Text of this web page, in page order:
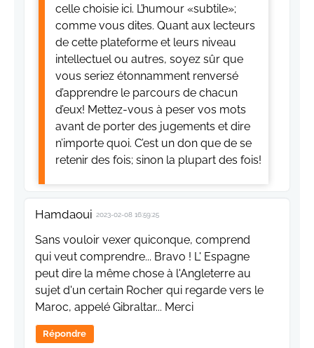
celle choisie ici. L’humour «subtile»;
comme vous dites. Quant aux lecteurs
de cette plateforme et leurs niveau
intellectuel ou autres, soyez sûr que
vous seriez étonnamment renversé
d’apprendre le parcours de chacun
d’eux! Mettez-vous à peser vos mots
avant de porter des jugements et dire
n’importe quoi. C’est un don que de se
retenir des fois; sinon la plupart des fois!
Hamdaoui 2023-02-08 16:59:25
Sans vouloir vexer quiconque, comprend
qui veut comprendre... Bravo ! L' Espagne
peut dire la même chose à l'Angleterre au
sujet d'un certain Rocher qui regarde vers le
Maroc, appelé Gibraltar... Merci
Répondre